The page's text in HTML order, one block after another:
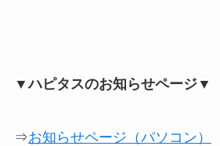
▼ハピタスのお知らせページ▼
⇒お知らせページ（パソコン）